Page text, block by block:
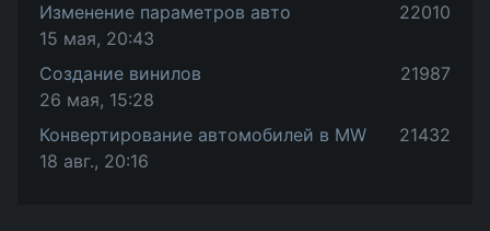
Изменение параметров авто
15 мая, 20:43
22010
Создание винилов
26 мая, 15:28
21987
Конвертирование автомобилей в MW
18 авг., 20:16
21432